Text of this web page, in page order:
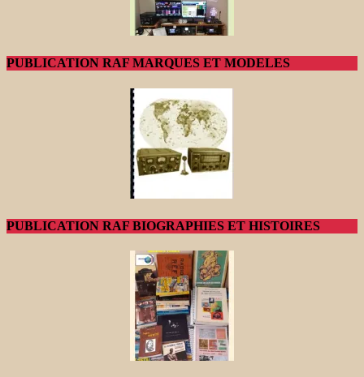
PUBLICATION RAF MARQUES ET MODELES
PUBLICATION RAF BIOGRAPHIES ET HISTOIRES